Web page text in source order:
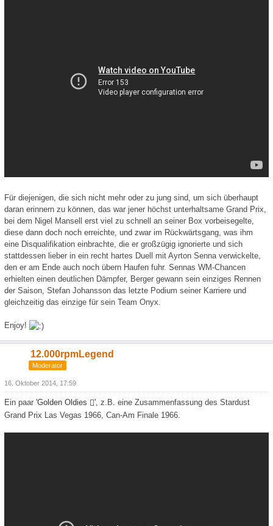
Für diejenigen, die sich nicht mehr oder zu jung sind, um sich überhaupt
daran erinnern zu können, das war jener höchst unterhaltsame Grand Prix,
bei dem Nigel Mansell erst viel zu schnell an seiner Box vorbeisegelte,
diese dann doch noch erreichte, und zwar im Rückwärtsgang, was ihm
eine Disqualifikation einbrachte, die er großzügig ignorierte und sich
stattdessen lieber in ein recht hartes Duell mit Ayrton Senna verwickelte,
den er am Ende auch noch übern Haufen fuhr. Sennas WM-Chancen
erhielten einen deutlichen Dämpfer, Berger gewann sein einziges Rennen
der Saison, Stefan Johansson das letzte Podium seiner Karriere und
gleichzeitig das einzige für sein Team Onyx.
Enjoy!
12.000rpmLegend
Moderator
16. Oktober 2014, 17:59
Ein paar 'Golden Oldies
', z.B. eine Zusammenfassung des Stardust
Grand Prix Las Vegas 1966, Can-Am Finale 1966.